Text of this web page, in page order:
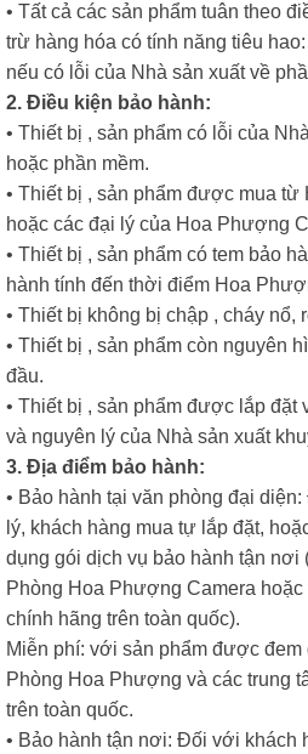
• Tất cả các sản phẩm tuân theo
trừ hàng hóa có tính năng tiêu
nếu có lỗi của Nhà sản xuất về
2. Điều kiện bảo hành:
• Thiết bị , sản phẩm có lỗi của
hoặc phần mềm.
• Thiết bị , sản phẩm được mua
hoặc các đại lý của Hoa Phượng
• Thiết bị , sản phẩm có tem bảo
hành tính đến thời điểm Hoa
• Thiết bị không bị chập , cháy
• Thiết bị , sản phẩm còn nguyên
đầu.
• Thiết bị , sản phẩm được lắp đặt
và nguyên lý của Nhà sản xuất
3. Địa điểm bảo hành:
• Bảo hành tại văn phòng đại
lý, khách hàng mua tự lắp đặt,
dụng gói dịch vụ bảo hành tận nơi
Phòng Hoa Phượng Camera hoặc
chính hãng trên toàn quốc).
Miễn phí: với sản phẩm được đem
Phòng Hoa Phượng và các trung
trên toàn quốc.
• Bảo hành tận nơi: Đối với khách